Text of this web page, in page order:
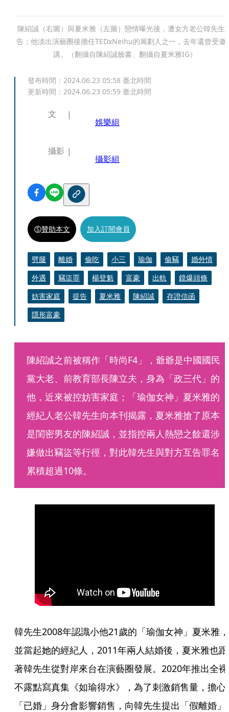
陳紹誠（右圖）與夏米雅（左圖）戀情曝光後，遭女方老公韓先生
告；他淡出演藝圈後擔任TEDxNeihu的籌劃人之一，去年還曾受邀
講。（翻攝自陳紹誠臉書、翻攝自夏米雅IG）
發布時間： 2024.06.23 05:58 臺北時間
更新時間： 2024.06.23 05:59 臺北時間
文
娛樂組
攝影
攝影組
贊助本文 加入訂閱會員
劈腿 離婚 偷吃 小三 瑜伽 偷竊
婚外情
外遇
竊盜罪 楊登魁 富豪 出軌
鏡爆頭條
妨害家庭
提告 夏米雅 陳紹誠
存證信函
隱形富豪
陳紹誠之前被稱作「時尚F4」，爺爺是中國國民
黨大老、前教育部長陳立夫，身為「政三代」的
他，近來被控妨害家庭；「瑜伽女神」夏米雅的
經紀人老公韓先生向本刊揭露，夏米雅搶了原本
是閨密男友的陳紹誠，並指控兩人熱戀之餘還涉
嫌做出竊盜等行徑，對此韓先生與對方互告罪名
累積超過10條。
韓先生2008年認識小他21歲的「瑜伽女神」夏米雅，
並當起她的經紀人，2011年兩人結婚後，夏米雅也跟
著韓先生從對岸來台在演藝圈發展。2020年推出全裸
不露點寫真集《如瑜得水》，為了刺激銷售量，擔心
「已婚」身分會影響銷售，向韓先生提出「假離婚」